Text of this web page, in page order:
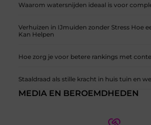
Waarom watersnijden ideaal is voor
Verhuizen in IJmuiden zonder Stress Hoe
Kan Helpen
Hoe zorg je voor betere rankings met
Staaldraad als stille kracht in huis tuin en
MEDIA EN BEROEMDHEDEN